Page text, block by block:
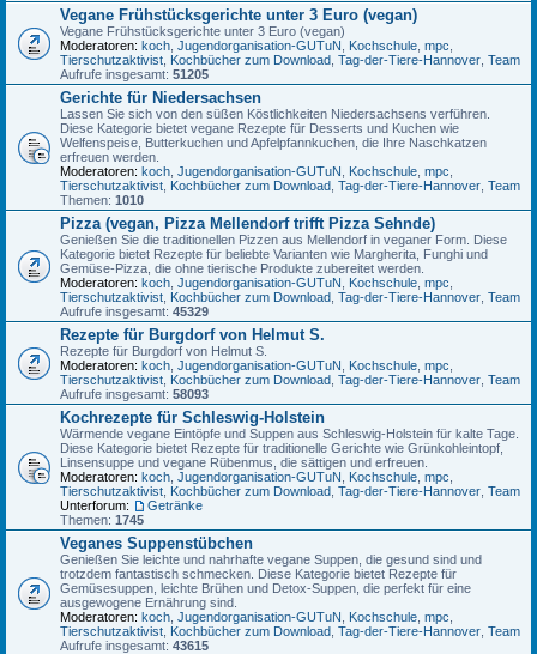
Vegane Frühstücksgerichte unter 3 Euro (vegan)
Vegane Frühstücksgerichte unter 3 Euro (vegan)
Moderatoren: koch Jugendorganisation-GUTuN Kochschule mpc
Tierschutzaktivist Kochbücher zum Download Tag-der-Tiere-Hannover Team
Aufrufe insgesamt: 51205
Gerichte für Niedersachsen
Lassen Sie sich von den süßen Köstlichkeiten Niedersachsens verführen.
Diese Kategorie bietet vegane Rezepte für Desserts und Kuchen wie
Welfenspeise, Butterkuchen und Apfelpfannkuchen, die Ihre Naschkatzen
erfreuen werden.
Moderatoren: koch Jugendorganisation-GUTuN Kochschule mpc
Tierschutzaktivist Kochbücher zum Download Tag-der-Tiere-Hannover Team
Themen: 1010
Pizza (vegan, Pizza Mellendorf trifft Pizza Sehnde)
Genießen Sie die traditionellen Pizzen aus Mellendorf in veganer Form. Diese
Kategorie bietet Rezepte für beliebte Varianten wie Margherita, Funghi und
Gemüse-Pizza, die ohne tierische Produkte zubereitet werden.
Moderatoren: koch Jugendorganisation-GUTuN Kochschule mpc
Tierschutzaktivist Kochbücher zum Download Tag-der-Tiere-Hannover Team
Aufrufe insgesamt: 45329
Rezepte für Burgdorf von Helmut S.
Rezepte für Burgdorf von Helmut S.
Moderatoren: koch Jugendorganisation-GUTuN Kochschule mpc
Tierschutzaktivist Kochbücher zum Download Tag-der-Tiere-Hannover Team
Aufrufe insgesamt: 58093
Kochrezepte für Schleswig-Holstein
Wärmende vegane Eintöpfe und Suppen aus Schleswig-Holstein für kalte Tage.
Diese Kategorie bietet Rezepte für traditionelle Gerichte wie Grünkohleintopf,
Linsensuppe und vegane Rübenmus, die sättigen und erfreuen.
Moderatoren: koch Jugendorganisation-GUTuN Kochschule mpc
Tierschutzaktivist Kochbücher zum Download Tag-der-Tiere-Hannover Team
Unterforum:
Getränke
Themen: 1745
Veganes Suppenstübchen
Genießen Sie leichte und nahrhafte vegane Suppen, die gesund sind und
trotzdem fantastisch schmecken. Diese Kategorie bietet Rezepte für
Gemüsesuppen, leichte Brühen und Detox-Suppen, die perfekt für eine
ausgewogene Ernährung sind.
Moderatoren: koch Jugendorganisation-GUTuN Kochschule mpc
Tierschutzaktivist Kochbücher zum Download Tag-der-Tiere-Hannover Team
Aufrufe insgesamt: 43615